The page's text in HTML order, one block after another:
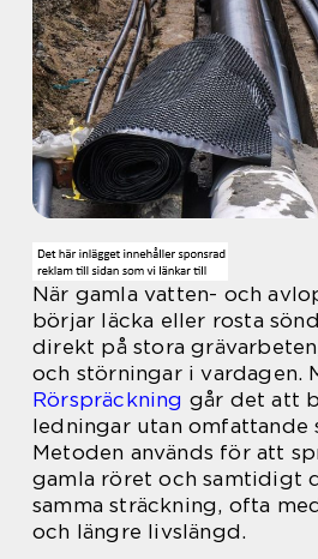
När gamla vatten- och
börjar läcka eller rosta
direkt på stora
och störningar i vardagen.
Rörspräckning går det att
ledningar utan omfattande
Metoden används för att
gamla röret och samtidigt
samma sträckning, ofta
och längre livslängd.